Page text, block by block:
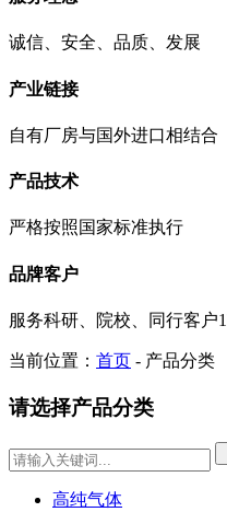
诚信、安全、品质、发展
产业链接
自有厂房与国外进口相结合
产品技术
严格按照国家标准执行
品牌客户
服务科研、院校、同行客户
当前位置： 首页 - 产品分类
请选择产品分类
高纯气体